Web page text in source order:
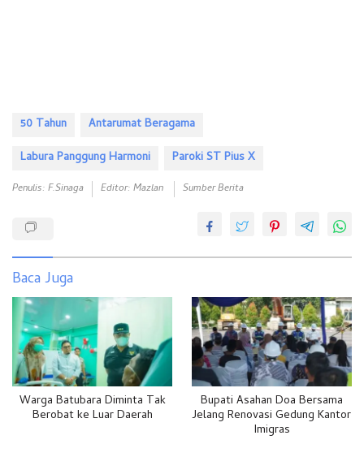
50 Tahun
Antarumat Beragama
Labura Panggung Harmoni
Paroki ST Pius X
Penulis: F.Sinaga Editor: Mazlan Sumber Berita
Baca Juga
Warga Batubara Diminta Tak
Berobat ke Luar Daerah
Bupati Asahan Doa Bersama
Jelang Renovasi Gedung Kantor
Imigras